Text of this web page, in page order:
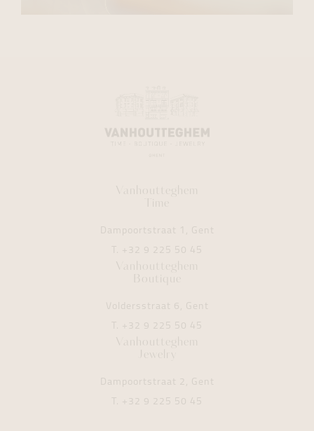
Vanhoutteghem
Time
Dampoortstraat 1, Gent
T. +32 9 225 50 45
Vanhoutteghem
Boutique
Voldersstraat 6, Gent
T. +32 9 225 50 45
Vanhoutteghem
Jewelry
Dampoortstraat 2, Gent
T. +32 9 225 50 45